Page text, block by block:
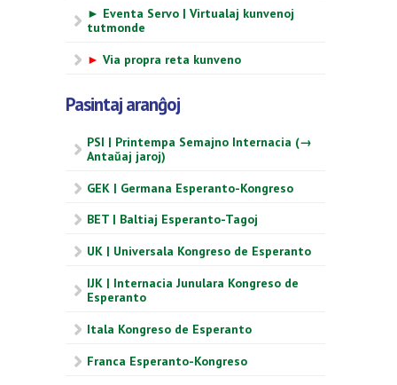
► Eventa Servo | Virtualaj kunvenoj
tutmonde
► Via propra reta kunveno
Pasintaj aranĝoj
PSI | Printempa Semajno Internacia (→
Antaŭaj jaroj)
GEK | Germana Esperanto-Kongreso
BET | Baltiaj Esperanto-Tagoj
UK | Universala Kongreso de Esperanto
IJK | Internacia Junulara Kongreso de
Esperanto
Itala Kongreso de Esperanto
Franca Esperanto-Kongreso